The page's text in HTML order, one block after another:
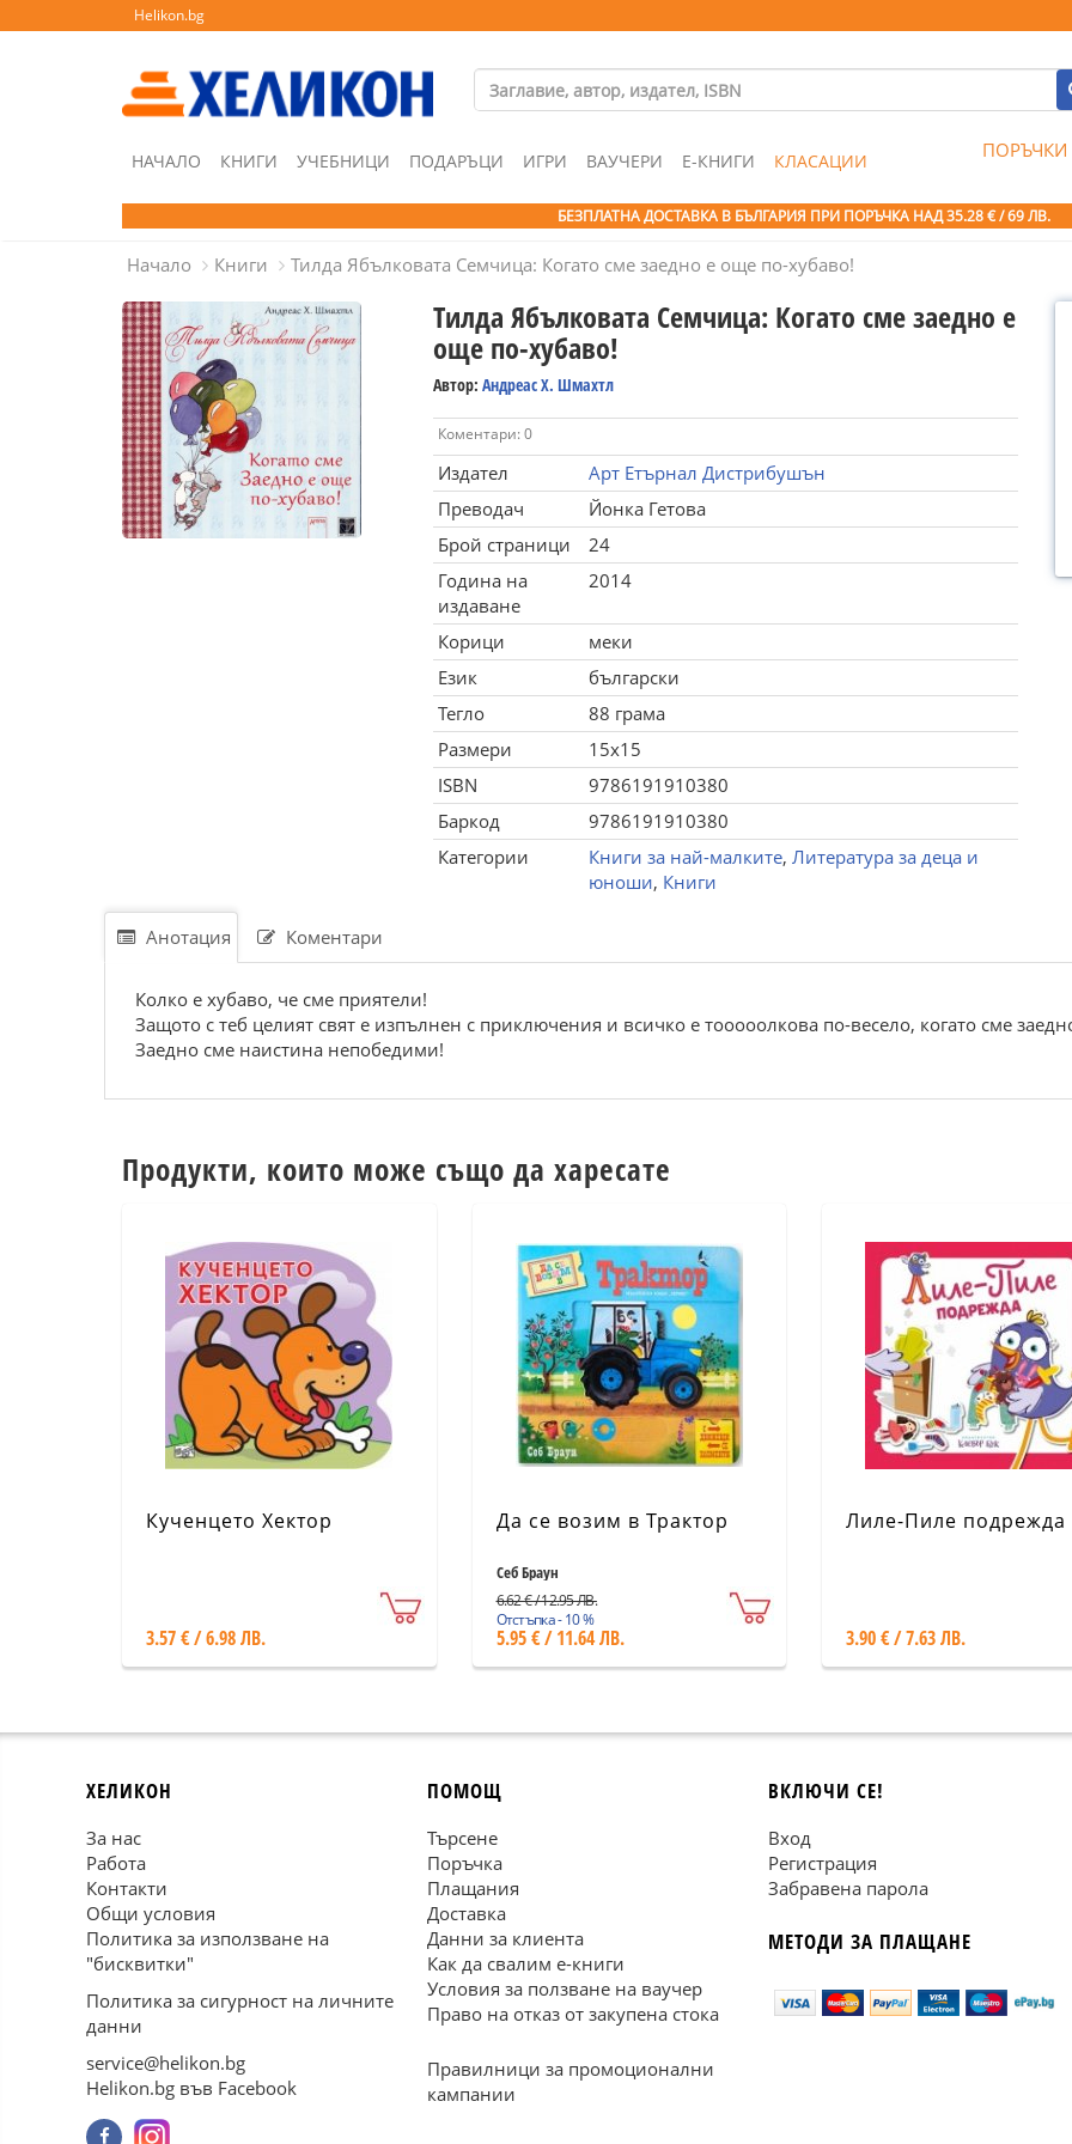
Helikon.bg
НАЧАЛО КНИГИ УЧЕБНИЦИ ПОДАРЪЦИ ИГРИ ВАУЧЕРИ Е-КНИГИ КЛАСАЦИИ
БЕЗПЛАТНА ДОСТАВКА В БЪЛГАРИЯ ПРИ ПОРЪЧКА НАД 35.28 € / 69 ЛВ.
Начало Книги Тилда Ябълковата Семчица: Когато сме заедно е още по-хубаво!
Тилда Ябълковата Семчица: Когато сме заедно е
още по-хубаво!
Автор: Андреас Х. Шмахтл
Коментари: 0
Издател
Арт Етърнал Дистрибушън
Преводач
Йонка Гетова
Брой страници
24
Година на
издаване
2014
Корици
меки
Език
български
Тегло
88 грама
Размери
15x15
ISBN
9786191910380
Баркод
9786191910380
Категории
Книги за най-малките, Литература за деца и
юноши, Книги
Анотация Коментари
Колко е хубаво, че сме приятели!
Защото с теб целият свят е изпълнен с приключения и всичко е тооооолкова по-весело, когато сме
Заедно сме наистина непобедими!
Продукти, които може също да харесате
Кученцето Хектор
3.57 € / 6.98 ЛВ.
Да се возим в Трактор
Себ Браун
6.62 € / 12.95 ЛВ.
Отстъпка - 10 %
5.95 € / 11.64 ЛВ.
Лиле-Пиле подрежда
3.90 € / 7.63 ЛВ.
ХЕЛИКОН
За нас
Работа
Контакти
Общи условия
Политика за използване на
"бисквитки"
Политика за сигурност на личните
данни
service@helikon.bg
Helikon.bg във Facebook
ПОМОЩ
Търсене
Поръчка
Плащания
Доставка
Данни за клиента
Как да свалим е-книги
Условия за ползване на ваучер
Право на отказ от закупена стока
Правилници за промоционални
кампании
ВКЛЮЧИ СЕ!
Вход
Регистрация
Забравена парола
МЕТОДИ ЗА ПЛАЩАНЕ